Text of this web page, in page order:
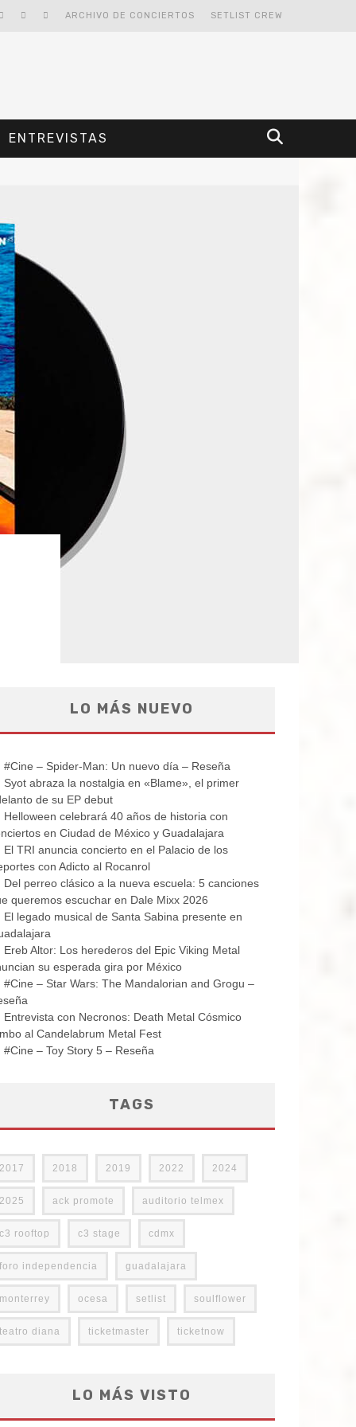
SETLIST CREW
ARCHIVO DE CONCIERTOS
ENTREVISTAS
LO MÁS NUEVO
#Cine – Spider-Man: Un nuevo día – Reseña
Syot abraza la nostalgia en «Blame», el primer
de su EP debut
Helloween celebrará 40 años de historia con
en Ciudad de México y Guadalajara
El TRI anuncia concierto en el Palacio de los
con Adicto al Rocanrol
Del perreo clásico a la nueva escuela: 5 canciones
queremos escuchar en Dale Mixx 2026
El legado musical de Santa Sabina presente en
Ereb Altor: Los herederos del Epic Viking Metal
su esperada gira por México
#Cine – Star Wars: The Mandalorian and Grogu –
Entrevista con Necronos: Death Metal Cósmico
al Candelabrum Metal Fest
#Cine – Toy Story 5 – Reseña
TAGS
2017 2018 2019 2022 2024
2025 ack promote auditorio telmex
c3 rooftop c3 stage cdmx
foro independencia guadalajara
monterrey ocesa setlist soulflower
teatro diana ticketmaster ticketnow
LO MÁS VISTO